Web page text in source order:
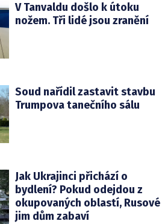
V Tanvaldu došlo k útoku
nožem. Tři lidé jsou zranění
Soud nařídil zastavit stavbu
Trumpova tanečního sálu
Jak Ukrajinci přichází o
bydlení? Pokud odejdou z
okupovaných oblastí, Rusové
jim dům zabaví